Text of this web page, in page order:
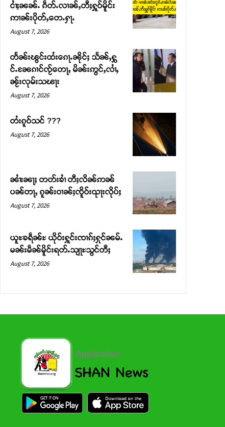
ငၢႆႈၼၼ်ႉ ၵဵတ်ႉလၢၼ်ႇတီႈႁူဝ်မိူင်း
ဢၢၼ်းပိုတ်ႇတေႉႁႃႉ
August 7, 2026
တႅၼ်းၽွင်းထႆးၵေႃႉၼိုင်ႈ သႅၼ်ႇႁွ
င်ႉၼႄၵၢင်ၸႂ်တေႃႇ မိၼ်းဢွင်ႇလၢႆႇ
ၼႂ်းလုမ်းသၽႃး
August 7, 2026
တႆးၵူဝ်သင် ???
August 7, 2026
ၼၢႆးၼႃႈ တတ်းၶၢႆ တီႈလိၼ်ဢၼ်
ပၼ်တႃႇ ၵူၼ်းဝၢၼ်ႈၸိူဝ်းၺႃးလိုပ်ႈ
August 7, 2026
ယူႊၶရဵၼ်ႊ ယိုဝ်းႁူင်းၸၢၵ်ႈႁုင်ၼမ်ႉ
မၼ်းမဵၼ်မိူင်းရတ်ႉသျႃႊသွင်တီႈ
August 7, 2026